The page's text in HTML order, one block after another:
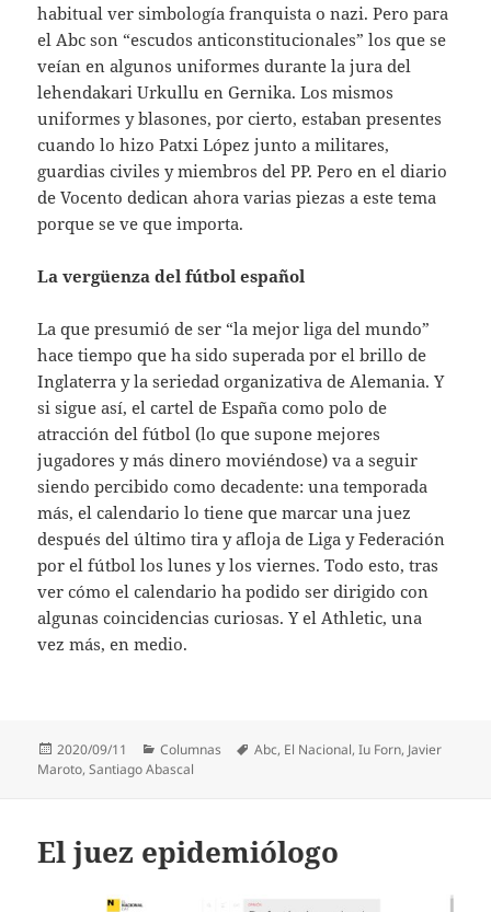
habitual ver simbología franquista o nazi. Pero para
el Abc son “escudos anticonstitucionales” los que se
veían en algunos uniformes durante la jura del
lehendakari Urkullu en Gernika. Los mismos
uniformes y blasones, por cierto, estaban presentes
cuando lo hizo Patxi López junto a militares,
guardias civiles y miembros del PP. Pero en el diario
de Vocento dedican ahora varias piezas a este tema
porque se ve que importa.
La vergüenza del fútbol español
La que presumió de ser “la mejor liga del mundo”
hace tiempo que ha sido superada por el brillo de
Inglaterra y la seriedad organizativa de Alemania. Y
si sigue así, el cartel de España como polo de
atracción del fútbol (lo que supone mejores
jugadores y más dinero moviéndose) va a seguir
siendo percibido como decadente: una temporada
más, el calendario lo tiene que marcar una juez
después del último tira y afloja de Liga y Federación
por el fútbol los lunes y los viernes. Todo esto, tras
ver cómo el calendario ha podido ser dirigido con
algunas coincidencias curiosas. Y el Athletic, una
vez más, en medio.
Publicado
el
2020/09/11 Categorías
Columnas Etiquetas
Abc, El Nacional,Iu Forn, Javier
Maroto,Santiago Abascal
El juez epidemiólogo